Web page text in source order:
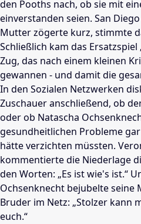
den Pooths nach, ob sie mit
einverstanden seien. San
Mutter zögerte kurz, stimmte
Schließlich kam das Ersatzspiel
Zug, das nach einem kleinen
gewannen - und damit die
In den Sozialen Netzwerken
Zuschauer anschließend, ob
oder ob Natascha
gesundheitlichen Probleme
hätte verzichten müssten.
kommentierte die Niederlage
den Worten: „Es ist wie's ist.“
Ochsenknecht bejubelte seine
Bruder im Netz: „Stolzer kann
euch.“